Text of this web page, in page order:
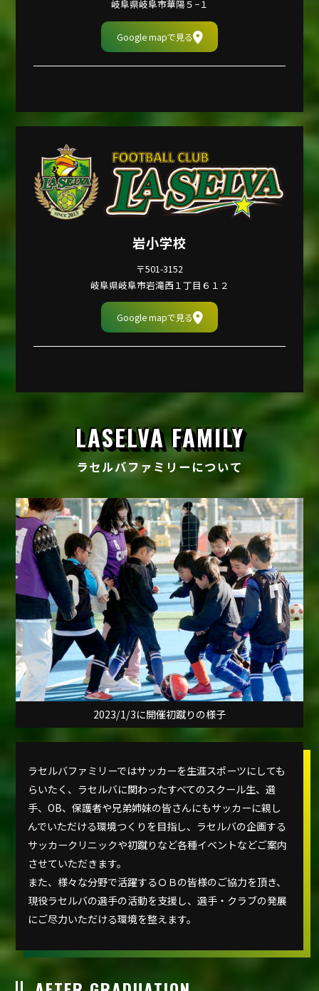
岐阜県岐阜市華陽５−１
Google mapで見る
岩小学校
〒501-3152
岐阜県岐阜市岩滝西１丁目６１２
Google mapで見る
LASELVA FAMILY
ラセルバファミリーについて
2023/1/3に開催初蹴りの様子
ラセルバファミリーではサッカーを生涯スポーツにしても
らいたく、ラセルバに関わったすべてのスクール生、選
手、OB、保護者や兄弟姉妹の皆さんにもサッカーに親し
んでいただける環境つくりを目指し、ラセルバの企画する
サッカークリニックや初蹴りなど各種イベントなどご案内
させていただきます。
また、様々な分野で活躍するＯＢの皆様のご協力を頂き、
現役ラセルバの選手の活動を支援し、選手・クラブの発展
にご尽力いただける環境を整えます。